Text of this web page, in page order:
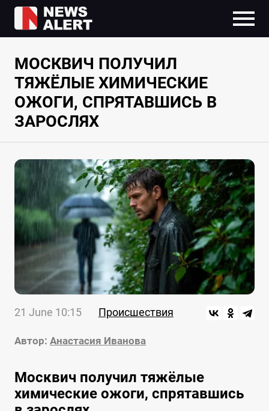
МОСКВИЧ ПОЛУЧИЛ
ТЯЖЁЛЫЕ ХИМИЧЕСКИЕ
ОЖОГИ, СПРЯТАВШИСЬ В
ЗАРОСЛЯХ
21 June 10:15 Происшествия
Автор: Анастасия Иванова
Москвич получил тяжёлые
химические ожоги, спрятавшись